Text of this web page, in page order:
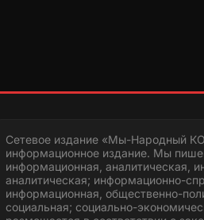
Сетевое издание «Мы-Народный
информационное издание. Мы
информационная, аналитическая,
аналитическая; информационно-
информационная, общественно-
социальная; социально-